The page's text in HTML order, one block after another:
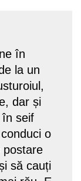
în
la un
dar și
în seif
o
postare
să cauți